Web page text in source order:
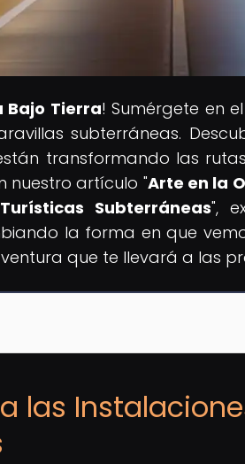
Bajo Tierra! Sumérgete en
subterráneas.
transformando las
nuestro artículo "Arte en la
Subterráneas",
la forma en que
que te llevará a las
las